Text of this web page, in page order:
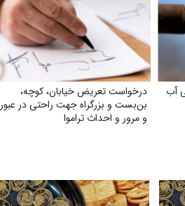
آب
درخواست تعریض خیابان، کوچه،
بن‌بست و بزرگراه جهت راحتی در عبور
و مرور و احداث تراموا